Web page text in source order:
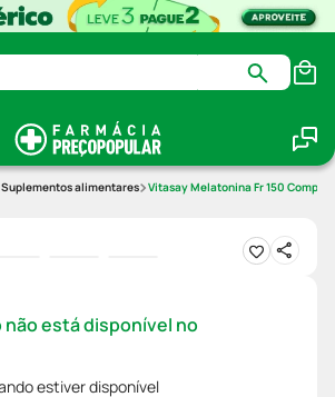
Suplementos alimentares Vitasay Melatonina Fr 150
está disponível no
estiver disponível